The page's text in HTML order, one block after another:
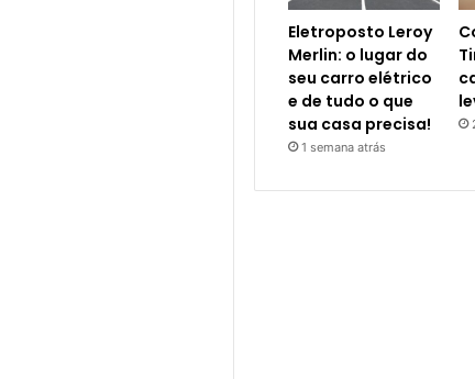
Eletroposto Leroy
Merlin: o lugar do
seu carro elétrico
e de tudo o que
sua casa precisa!
1 semana atrás